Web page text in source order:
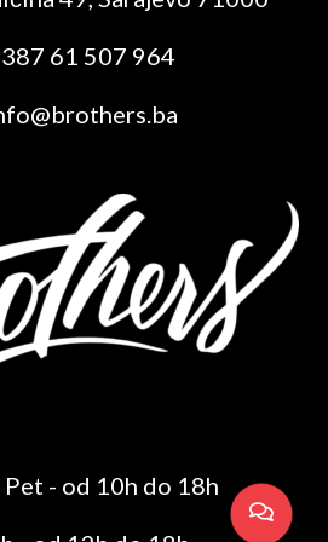
61 507 964
Pet - od 10h do 18h